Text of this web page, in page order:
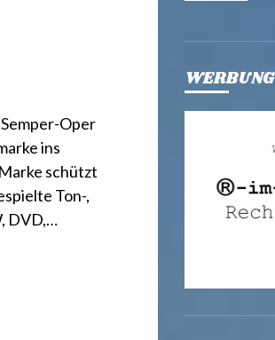
Oper
ins
schützt
Ton-,
DVD,…
WERBUNG